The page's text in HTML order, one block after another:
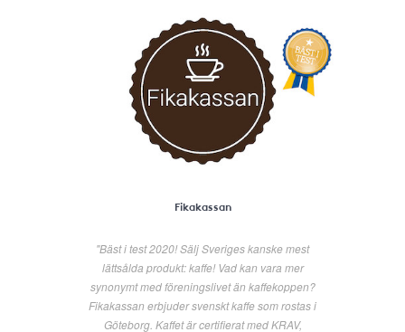
Fikakassan
"Bäst i test 2020! Sälj Sveriges kanske mest
lättsålda produkt: kaffe! Vad kan vara mer
synonymt med föreningslivet än kaffekoppen?
Fikakassan erbjuder svenskt kaffe som rostas i
Göteborg. Kaffet är certifierat med KRAV,